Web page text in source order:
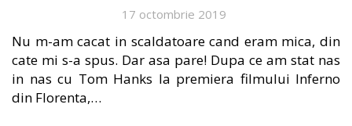
17 octombrie 2019
Nu m-am cacat in scaldatoare cand eram mica, din
cate mi s-a spus. Dar asa pare! Dupa ce am stat nas
in nas cu Tom Hanks la premiera filmului Inferno
din Florenta,…